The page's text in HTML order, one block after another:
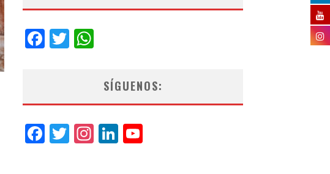
Facebook
Twitter
SÍGUENOS:
Facebook
Twitter
Instagram
LinkedIn